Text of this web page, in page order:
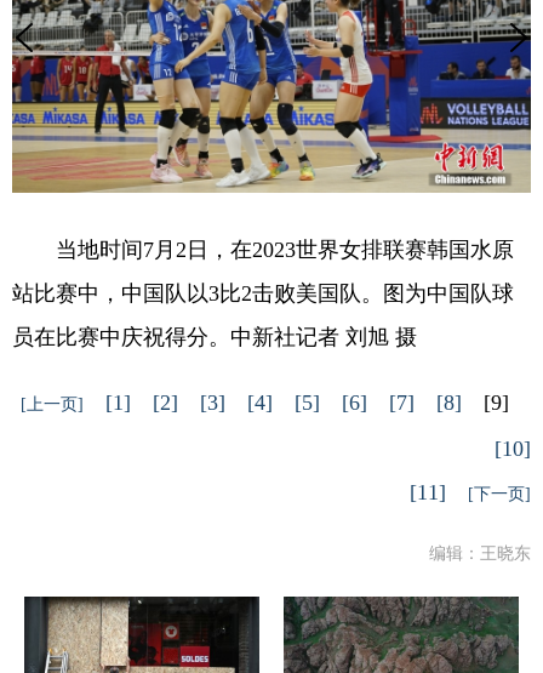
当地时间7月2日，在2023世界女排联赛韩国水原
站比赛中，中国队以3比2击败美国队。图为中国队球
员在比赛中庆祝得分。中新社记者 刘旭 摄
[上一页] [1] [2] [3] [4] [5] [6] [7] [8] [9]
[10]
[11]
[下一页]
编辑：王晓东